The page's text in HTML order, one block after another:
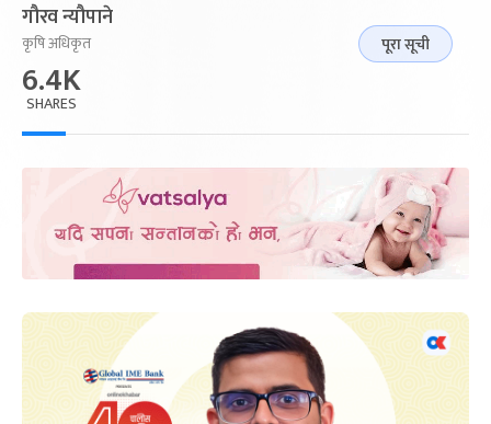
गौरव न्यौपाने
कृषि अधिकृत पूरा सूची
6.4K
SHARES